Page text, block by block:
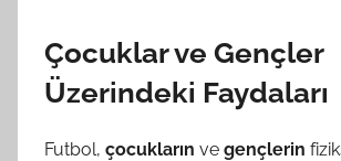
Çocuklar ve Gençler
Üzerindeki Faydaları
Futbol, çocukların ve gençlerin